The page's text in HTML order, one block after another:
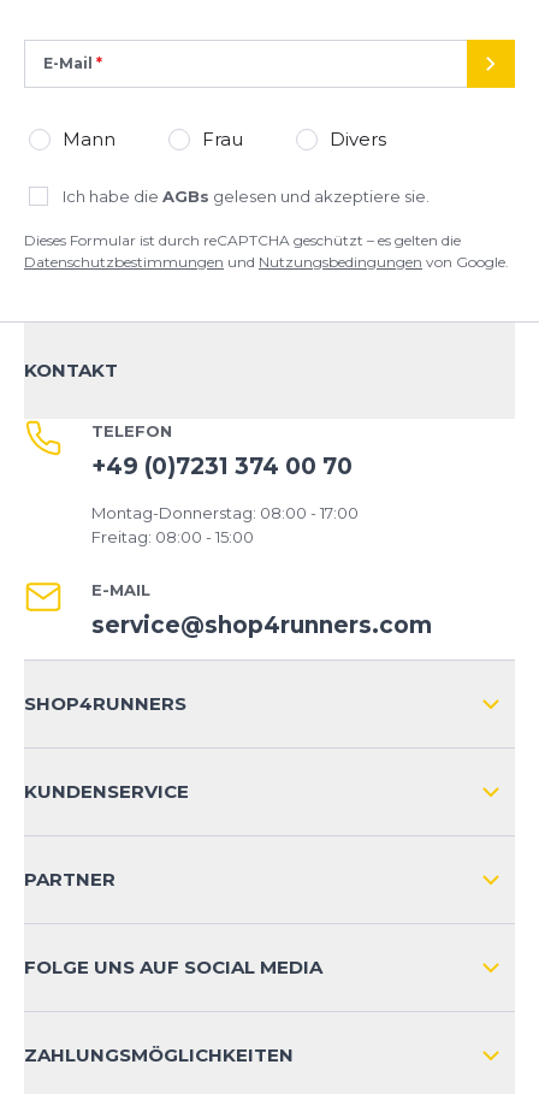
Dieses Formular ist durch reCAPTCHA geschützt – es gelten die
DatenschutzbestimmungenundNutzungsbedingungenvon
E-Mail
Mann Frau Divers
Ich habe die AGBs gelesen und akzeptiere sie.
Dieses Formular ist durch reCAPTCHA geschützt – es gelten die
Datenschutzbestimmungen und Nutzungsbedingungen von Google.
KONTAKT
TELEFON
+49 (0)7231 374 00 70
Montag-Donnerstag: 08:00 - 17:00
Freitag: 08:00 - 15:00
E-MAIL
service@shop4runners.com
SHOP4RUNNERS
KUNDENSERVICE
KONTAKT
PARTNER
FOLGE UNS AUF SOCIAL MEDIA
ZAHLUNGSMÖGLICHKEITEN